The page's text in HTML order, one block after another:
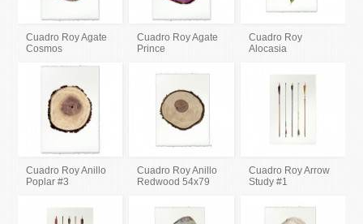
Cuadro Roy Agate
Cosmos
Cuadro Roy Agate
Prince
Cuadro Roy
Alocasia
Cuadro Roy Anillo
Poplar #3
Cuadro Roy Anillo
Redwood 54x79
Cuadro Roy Arrow
Study #1